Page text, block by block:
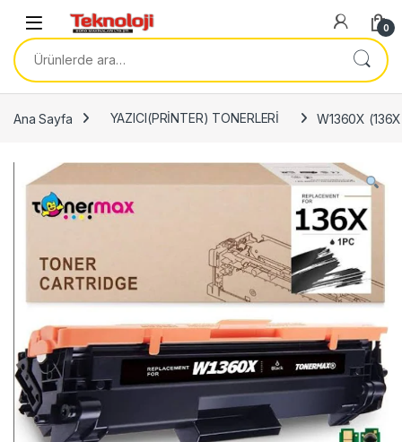
Skip to navigation
0
Ara:
Ana Sayfa YAZICI(PRİNTER) TONERLERİ W1360X